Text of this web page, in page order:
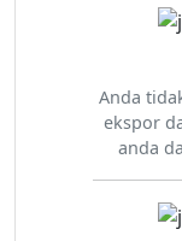
Anda
ekspor
anda